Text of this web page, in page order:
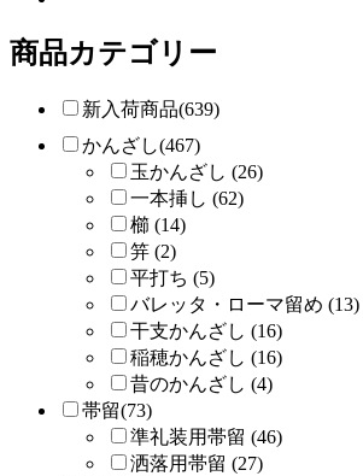
商品カテゴリー
新入荷商品(639)
かんざし(467)
玉かんざし (26)
一本挿し (62)
櫛 (14)
笄 (2)
平打ち (5)
バレッタ・ローマ留め (13)
干支かんざし (16)
稲穂かんざし (16)
昔のかんざし (4)
帯留(73)
準礼装用帯留 (46)
洒落用帯留 (27)